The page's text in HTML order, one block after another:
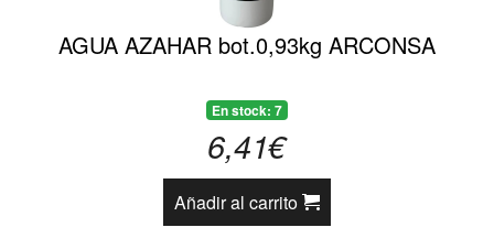
AGUA AZAHAR bot.0,93kg ARCONSA
En stock: 7
6,41€
Añadir al carrito